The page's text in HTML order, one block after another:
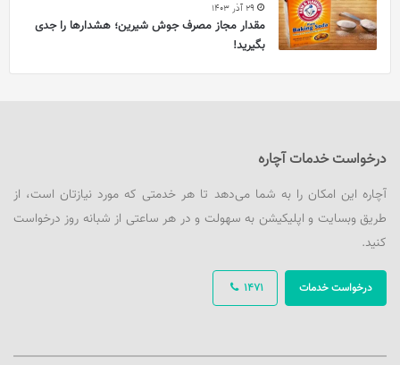
29 آذر 1403
مقدار مجاز مصرف جوش شیرین؛ هشدارها را جدی
بگیرید!
درخواست خدمات آچاره
آچاره این امکان را به شما می‌دهد تا هر خدمتی که مورد نیازتان است، از
طریق وبسایت و اپلیکیشن به سهولت و در هر ساعتی از شبانه روز درخواست
کنید.
1471 درخواست خدمات